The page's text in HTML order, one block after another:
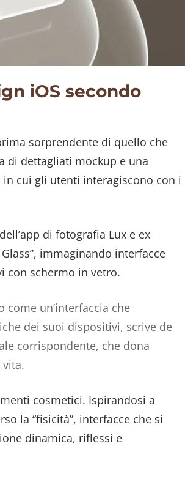
iOS secondo
sorprendente di quello che
di dettagliati mockup e una
cui gli utenti interagiscono con i
di fotografia Lux e ex
immaginando interfacce
con schermo in vetro.
come un’interfaccia che
dei suoi dispositivi, scrive de
corrispondente, che dona
vita.
cosmetici. Ispirandosi a
la “fisicità”, interfacce che si
dinamica, riflessi e